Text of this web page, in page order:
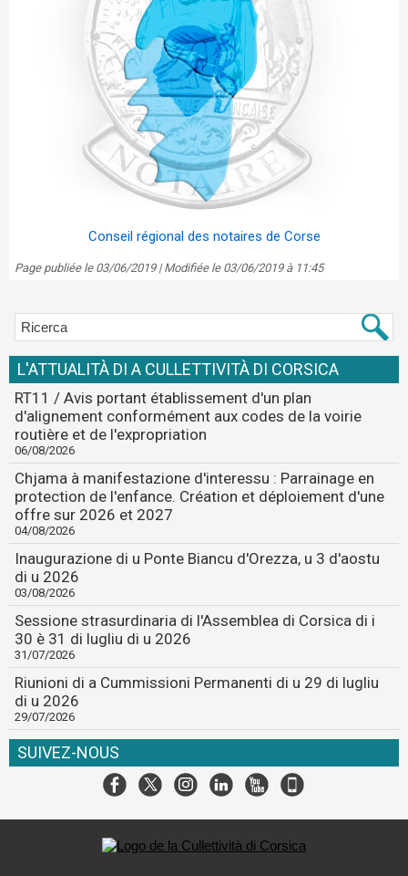
Conseil régional des notaires de Corse
Page publiée le 03/06/2019 | Modifiée le 03/06/2019 à 11:45
L'ATTUALITÀ DI A CULLETTIVITÀ DI CORSICA
RT11 / Avis portant établissement d'un plan
d'alignement conformément aux codes de la voirie
routière et de l'expropriation
06/08/2026
Chjama à manifestazione d'interessu : Parrainage en
protection de l'enfance. Création et déploiement d'une
offre sur 2026 et 2027
04/08/2026
Inaugurazione di u Ponte Biancu d'Orezza, u 3 d'aostu
di u 2026
03/08/2026
Sessione strasurdinaria di l'Assemblea di Corsica di i
30 è 31 di lugliu di u 2026
31/07/2026
Riunioni di a Cummissioni Permanenti di u 29 di lugliu
di u 2026
29/07/2026
SUIVEZ-NOUS